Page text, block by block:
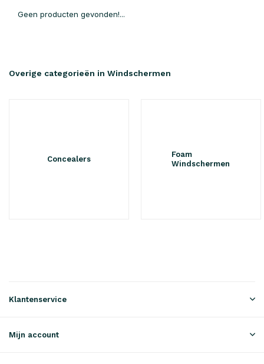
Geen producten gevonden!...
Overige categorieën in Windschermen
Concealers
Foam
Windschermen
Klantenservice
Mijn account